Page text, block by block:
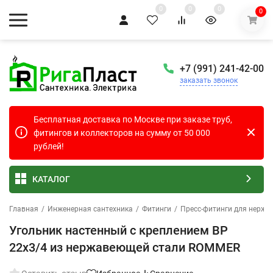
0 0 0 0
+7 (991) 241-42-00
заказать звонок
Бесплатная доставка по Москве при заказе труб,
фитингов и коллекторов на сумму от 50 000
рублей!
КАТАЛОГ
Главная / Инженерная сантехника / Фитинги / Пресс-фитинги для
Угольник настенный с креплением ВР
22х3/4 из нержавеющей стали ROMMER